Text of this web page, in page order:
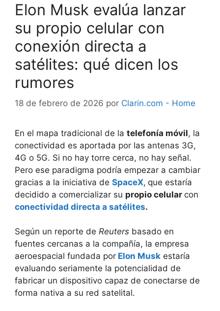
Elon Musk evalúa lanzar
su propio celular con
conexión directa a
satélites: qué dicen los
rumores
18 de febrero de 2026 por Clarin.com - Home
En el mapa tradicional de la telefonía móvil, la
conectividad es aportada por las antenas 3G,
4G o 5G. Si no hay torre cerca, no hay señal.
Pero ese paradigma podría empezar a cambiar
gracias a la iniciativa de SpaceX, que estaría
decidido a comercializar su propio celular con
conectividad directa a satélites.
Según un reporte de Reuters basado en
fuentes cercanas a la compañía, la empresa
aeroespacial fundada por Elon Musk estaría
evaluando seriamente la potencialidad de
fabricar un dispositivo capaz de conectarse de
forma nativa a su red satelital.